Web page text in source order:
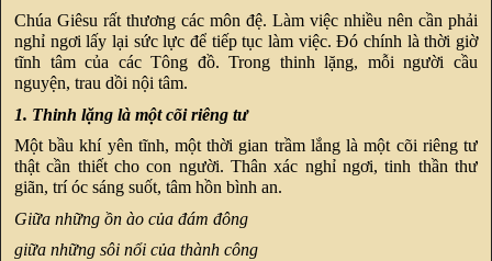
Chúa Giêsu rất thương các môn đệ. Làm việc nhiều nên cần phải
nghỉ ngơi lấy lại sức lực để tiếp tục làm việc. Đó chính là thời giờ
tĩnh tâm của các Tông đồ. Trong thinh lặng, mỗi người cầu
nguyện, trau dồi nội tâm.
1. Thinh lặng là một cõi riêng tư
Một bầu khí yên tĩnh, một thời gian trầm lắng là một cõi riêng tư
thật cần thiết cho con người. Thân xác nghỉ ngơi, tinh thần thư
giãn, trí óc sáng suốt, tâm hồn bình an.
Giữa những ồn ào của đám đông
giữa những sôi nổi của thành công